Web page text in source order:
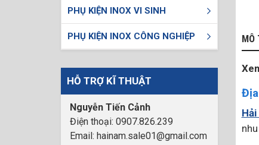
PHỤ KIỆN INOX VI SINH
PHỤ KIỆN INOX CÔNG NGHIỆP
HỖ TRỢ KĨ THUẬT
Nguyễn Tiến Cảnh
Điện thoại: 0907.826.239
Email: hainam.sale01@gmail.com
MÔ